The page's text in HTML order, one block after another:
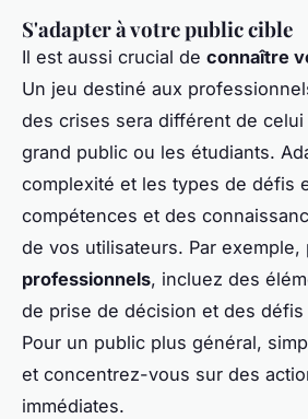
S'adapter à votre public cible
Il est aussi crucial de connaître
Un jeu destiné aux
des crises sera différent de
grand public ou les étudiants.
complexité et les types de défis
compétences et des
de vos utilisateurs. Par
professionnels, incluez des
de prise de décision et des
Pour un public plus général,
et concentrez-vous sur des
immédiates.